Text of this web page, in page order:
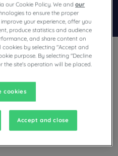
hotel
Les Meaux i poszukują
komfortowe pokoje i dobrą
our Cookie Policy. We andour
to ensure the proper
your experience, offer you
produce statistics and audience
and share content on
by selecting "Accept and
purpose. By selecting "Decline
the site's operation will be placed.
cookies
Accept and close